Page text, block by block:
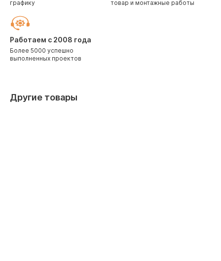
графику
товар и монтажные работы
Работаем с 2008 года
Более 5000 успешно
выполненных проектов
Другие товары